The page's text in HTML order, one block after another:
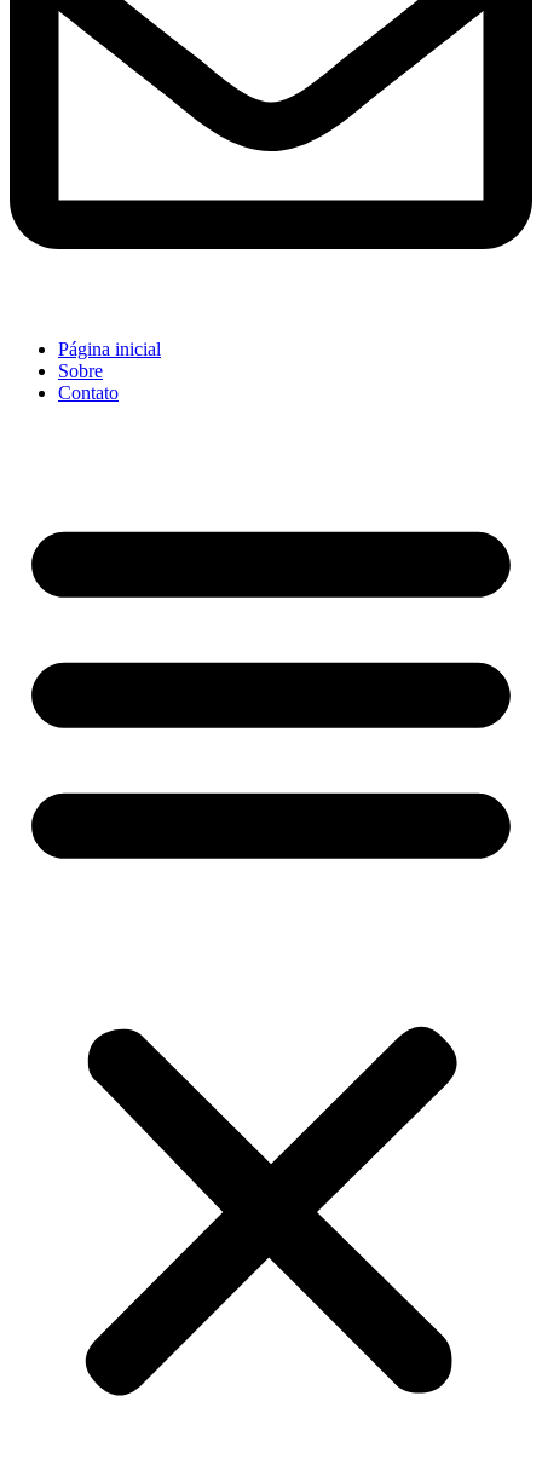
Página inicial
Sobre
Contato